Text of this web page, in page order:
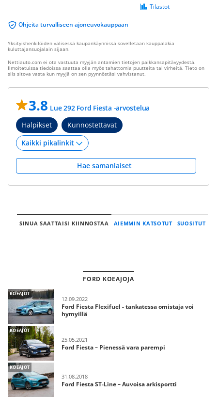
Ohjeita turvalliseen ajoneuvokauppaan
Tilastot
Yksityishenkilöiden välisessä kaupankäynnissä sovelletaan kauppalakia
kuluttajansuojalain sijaan.
Nettiauto.com ei ota vastuuta myyjän antamien tietojen paikkansapitävyydestä.
Ilmoitetuissa tiedoissa saattaa olla myös tahattomia puutteita tai virheitä. Tieto on
siis sitova vasta kun myyjä on sen pyynnöstäsi vahvistanut.
3.8 Lue 292 Ford Fiesta -arvostelua
Halpikset
Kunnostettavat
Hae samanlaiset
SINUA SAATTAISI KIINNOSTAA AIEMMIN KATSOTUT SUOSITUT
FORD KOEAJOJA
KOEAJOT
12.09.2022
Ford Fiesta Flexifuel - tankatessa omistaja voi
hymyillä
KOEAJOT
25.05.2021
Ford Fiesta – Pienessä vara parempi
KOEAJOT
31.08.2018
Ford Fiesta ST-Line – Auvoisa arkisportti